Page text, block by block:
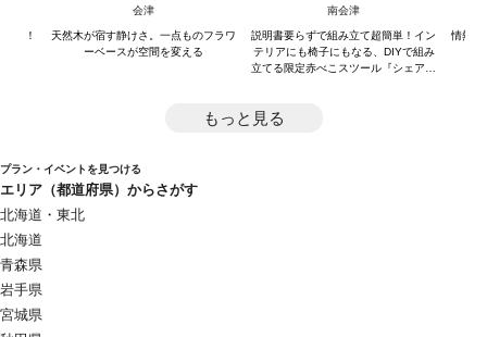
！！
会津
天然木が宿す静けさ。一点ものフラワ
ーベースが空間を変える
南会津
説明書要らずで組み立て超簡単！イン
テリアにも椅子にもなる、DIYで組み
立てる限定赤べこスツール『シェアベ
情熱を
もっと見る
プラン・イベントを見つける
エリア（都道府県）からさがす
北海道・東北
北海道
青森県
岩手県
宮城県